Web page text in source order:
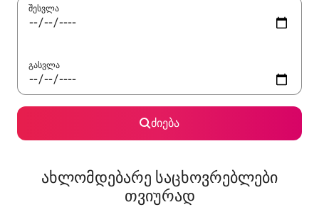
შესვლა
გასვლა
ძიება
ახლომდებარე საცხოვრებლები
თვიურად